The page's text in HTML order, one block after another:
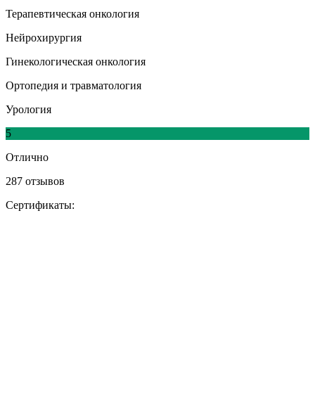
Терапевтическая онкология
Нейрохирургия
Гинекологическая онкология
Ортопедия и травматология
Урология
5
Отлично
287 отзывов
Сертификаты: